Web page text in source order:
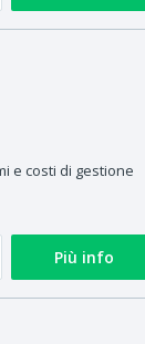
e costi di gestione
Più info